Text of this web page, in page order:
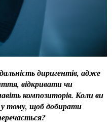
диригентів, адже
відкривати чи
композиторів. Коли ви
у тому, щоб добирати